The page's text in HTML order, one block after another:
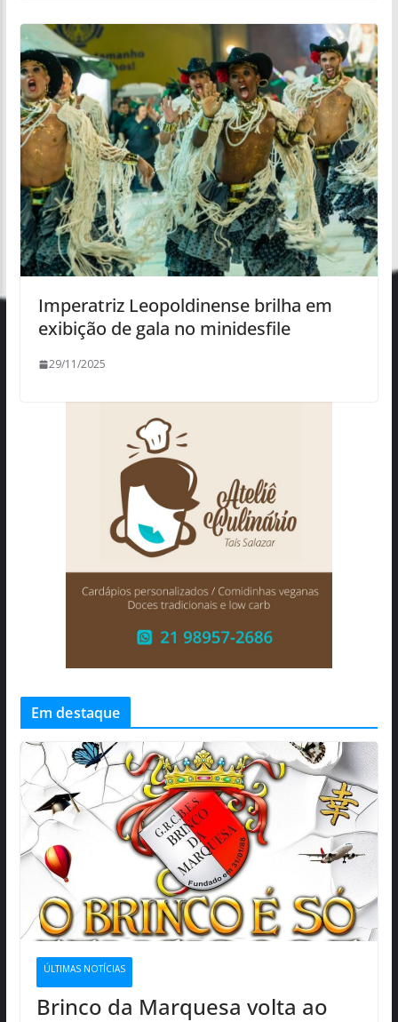
Imperatriz Leopoldinense brilha em
exibição de gala no minidesfile
29/11/2025
Em destaque
ÚLTIMAS NOTÍCIAS
Brinco da Marquesa volta ao